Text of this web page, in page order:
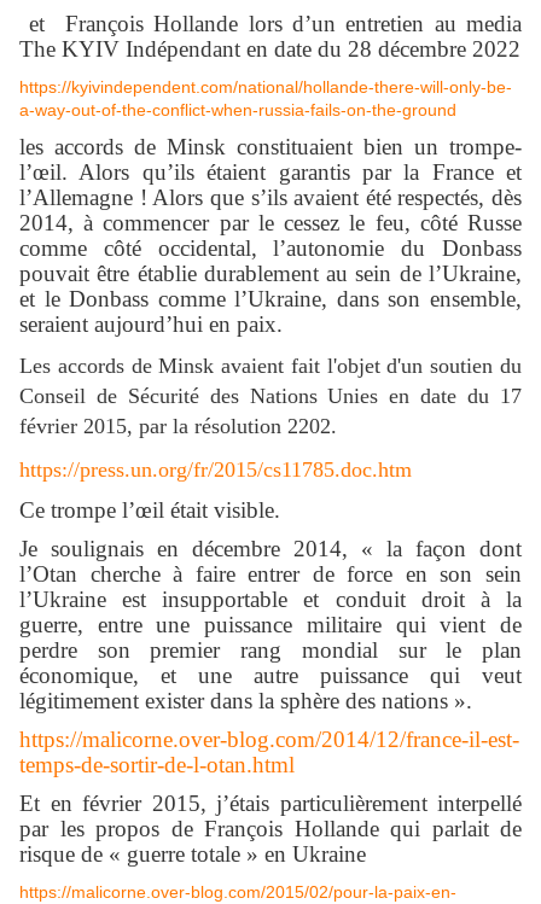
et François Hollande lors d’un entretien au media
The KYIV Indépendant en date du 28 décembre 2022
https://kyivindependent.com/national/hollande-there-will-only-be-
a-way-out-of-the-conflict-when-russia-fails-on-the-ground
les accords de Minsk constituaient bien un trompe-
l’œil. Alors qu’ils étaient garantis par la France et
l’Allemagne ! Alors que s’ils avaient été respectés, dès
2014, à commencer par le cessez le feu, côté Russe
comme côté occidental, l’autonomie du Donbass
pouvait être établie durablement au sein de l’Ukraine,
et le Donbass comme l’Ukraine, dans son ensemble,
seraient aujourd’hui en paix.
Les accords de Minsk avaient fait l'objet d'un soutien du
Conseil de Sécurité des Nations Unies en date du 17
février 2015, par la résolution 2202.
https://press.un.org/fr/2015/cs11785.doc.htm
Ce trompe l’œil était visible.
Je soulignais en décembre 2014, « la façon dont
l’Otan cherche à faire entrer de force en son sein
l’Ukraine est insupportable et conduit droit à la
guerre, entre une puissance militaire qui vient de
perdre son premier rang mondial sur le plan
économique, et une autre puissance qui veut
légitimement exister dans la sphère des nations ».
https://malicorne.over-blog.com/2014/12/france-il-est-
temps-de-sortir-de-l-otan.html
Et en février 2015, j’étais particulièrement interpellé
par les propos de François Hollande qui parlait de
risque de « guerre totale » en Ukraine
https://malicorne.over-blog.com/2015/02/pour-la-paix-en-